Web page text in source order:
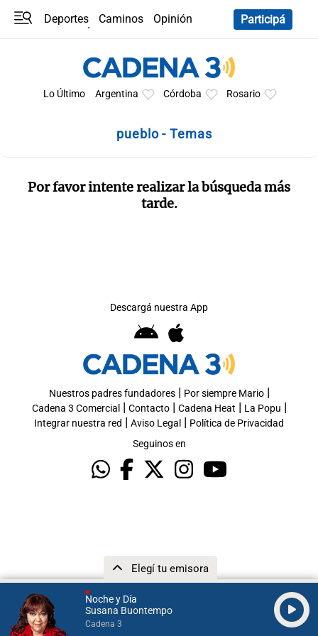
Noche y Día
Susana Buontempo
Cadena 3
Elegí tu emisora
Deportes Caminos
Opinión
Participá
Lo Último Argentina Córdoba Rosario
pueblo - Temas
Por favor intente realizar la búsqueda más
tarde.
Descargá nuestra App
Nuestros padres fundadores| Por siempre Mario|
Cadena 3 Comercial | Contacto| Cadena Heat | La Popu |
Integrar nuestra red | Aviso Legal | Política de Privacidad
Seguinos en